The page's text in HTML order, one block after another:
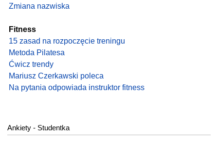
Zmiana nazwiska
Fitness
15 zasad na rozpoczęcie treningu
Metoda Pilatesa
Ćwicz trendy
Mariusz Czerkawski poleca
Na pytania odpowiada instruktor fitness
Ankiety - Studentka